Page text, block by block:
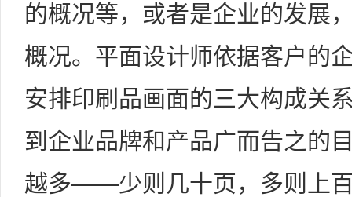
的概况等，或者是企业的发展
概况。平面设计师依据客户的
安排印刷品画面的三大构成关
到企业品牌和产品广而告之的
越多——少则几十页，多则上